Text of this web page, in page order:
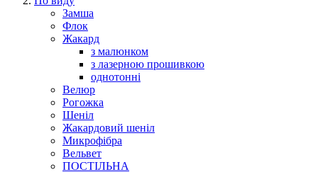
Замша
Флок
Жакард
з малюнком
з лазерною прошивкою
однотонні
Велюр
Рогожка
Шеніл
Жакардовий шеніл
Микрофібра
Вельвет
ПОСТІЛЬНА